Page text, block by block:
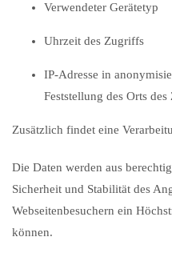
Verwendeter Gerätetyp
Uhrzeit des Zugriffs
IP-Adresse in
Feststellung des Orts
Zusätzlich findet eine
Die Daten werden aus
Sicherheit und Stabilität des
Webseitenbesuchern ein
können.